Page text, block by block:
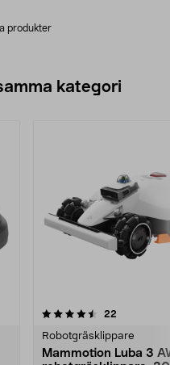
produkter
kategori
22
Robotgräsklippare
Mammotion Luba 3
4.5 av 5 stjärnor